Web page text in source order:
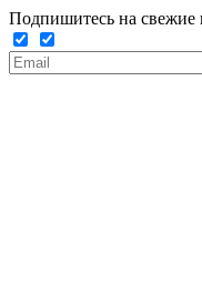
Подпишитесь на свежие